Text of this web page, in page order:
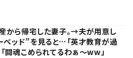
から帰宅した妻子。→夫が用意し
ベッド”を見ると…「英才教育が過
闘魂こめられてるわぁ～ww」